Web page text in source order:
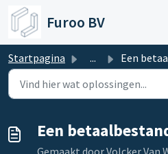
Doorgaan naar hoofdinhoud
Furoo BV
Startpagina ... Een
Een
Gemaakt door Volcker Van